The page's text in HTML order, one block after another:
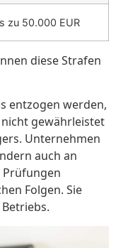
zu 50.000 EUR
diese Strafen
entzogen werden,
gewährleistet
Unternehmen
auch an
Folgen. Sie